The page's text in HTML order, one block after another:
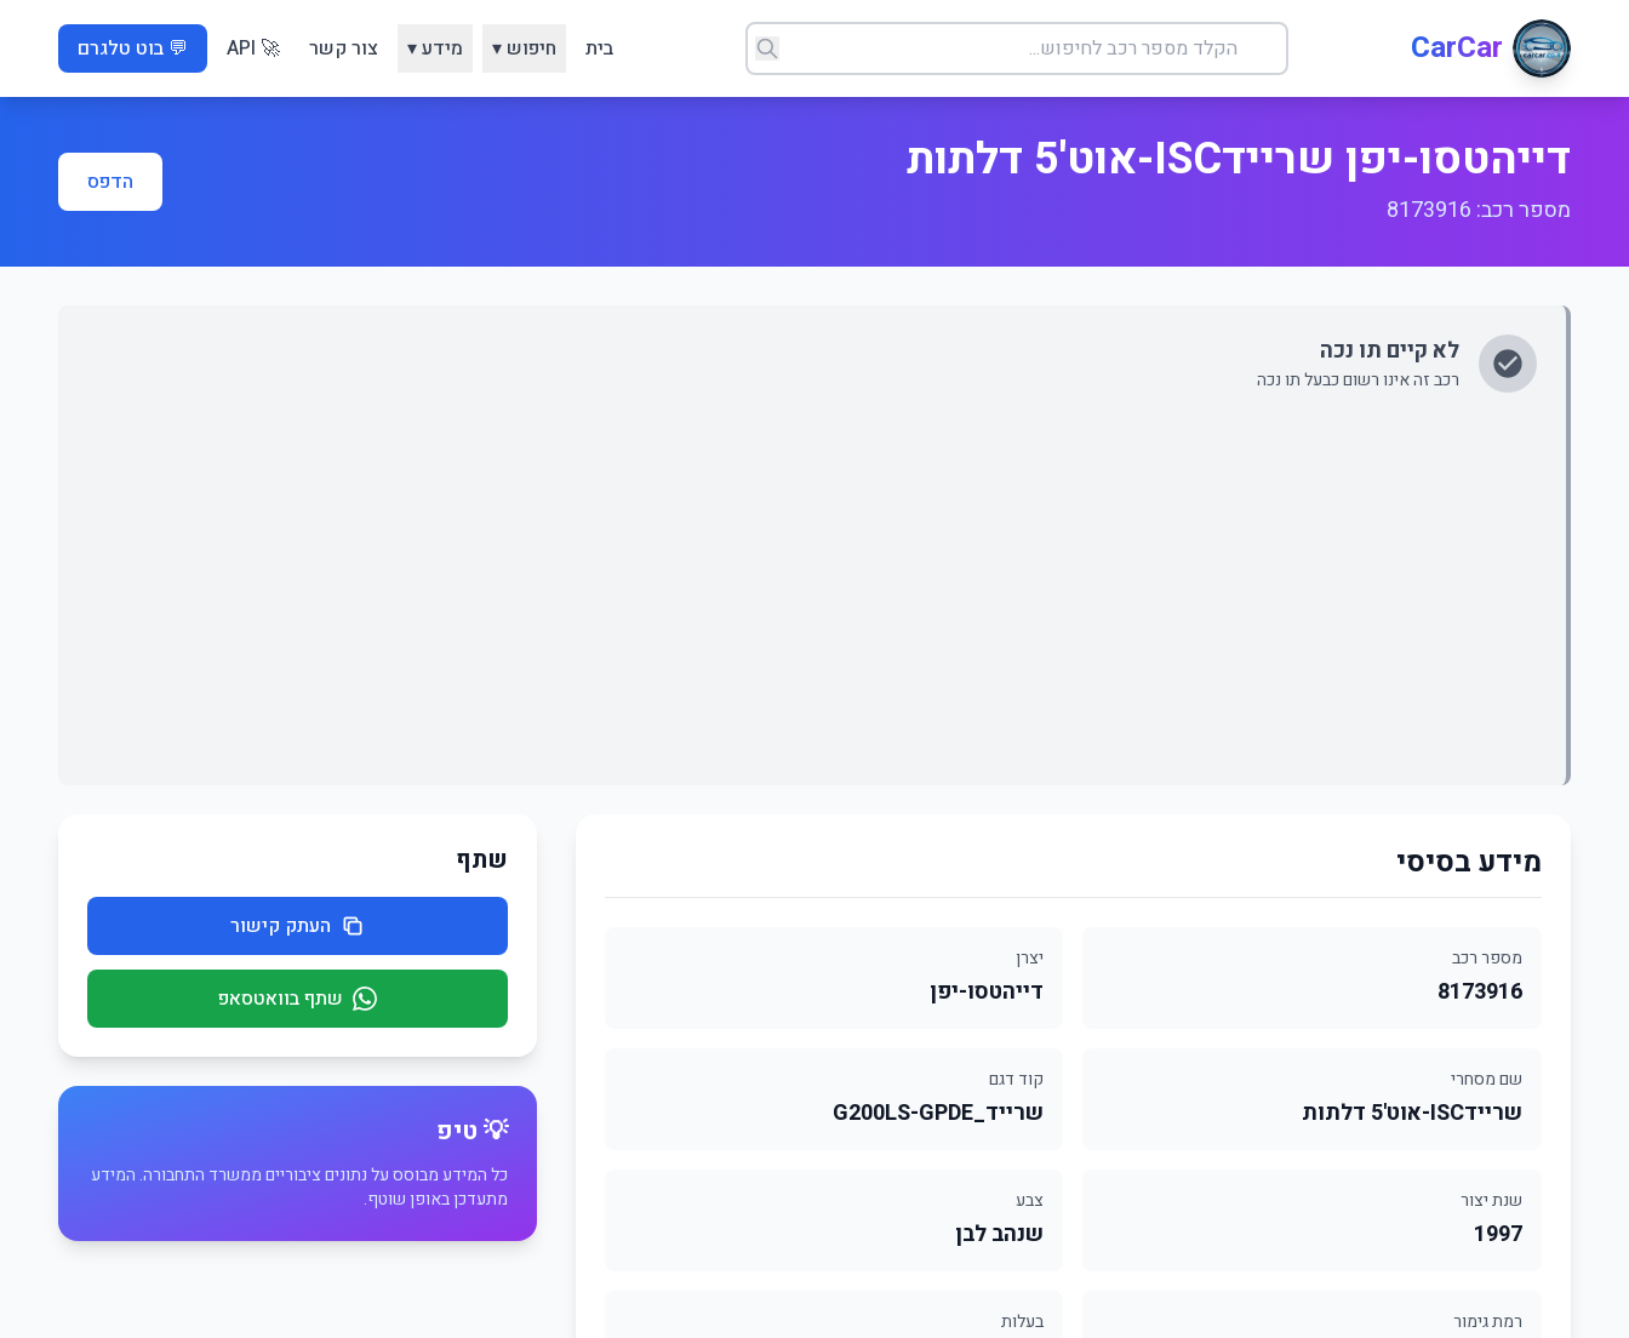
CarCar בית חיפוש ▾ מידע ▾ צור קשר 🚀 API 💬 בוט טלגרם
דייהטסו-יפן שריידISC-אוט'5 דלתות
מספר רכב: 8173916
הדפס
לא קיים תו נכה
רכב זה אינו רשום כבעל תו נכה
מידע בסיסי
מספר רכב
8173916
יצרן
דייהטסו-יפן
שם מסחרי
שריידISC-אוט'5 דלתות
קוד דגם
שרייד_G200LS-GPDE
שנת יצור
1997
צבע
שנהב לבן
רמת גימור בעלות
שתף
העתק קישור
שתף בוואטסאפ
💡 טיפ
כל המידע מבוסס על נתונים ציבוריים ממשרד התחבורה. המידע
מתעדכן באופן שוטף.